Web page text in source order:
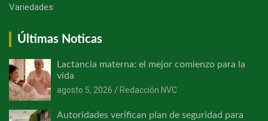
Variedades
Últimas Noticas
Lactancia materna: el mejor comienzo para la
vida
agosto 5, 2026
Redacción NVC
Autoridades verifican plan de seguridad para